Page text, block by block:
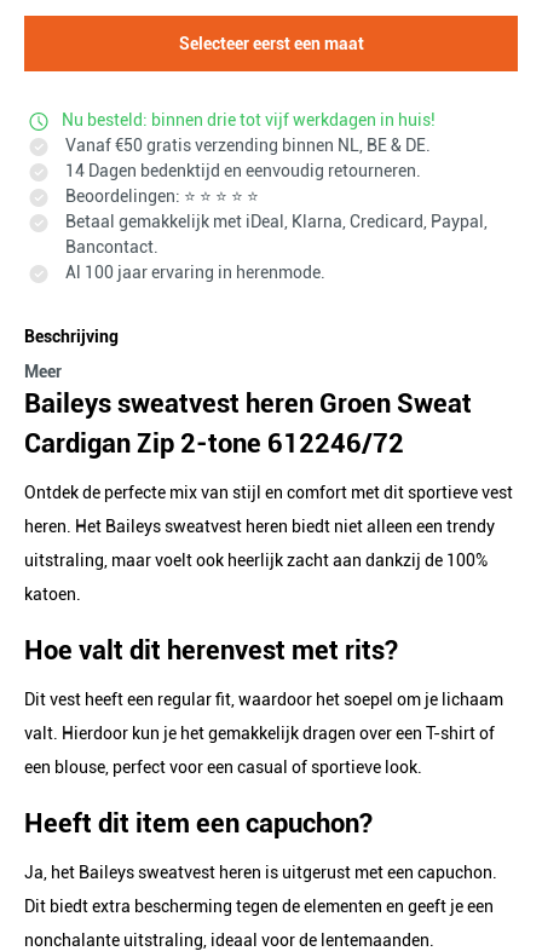
Selecteer eerst een maat
Nu besteld: binnen drie tot vijf werkdagen in huis!
Vanaf €50 gratis verzending binnen NL, BE & DE.
14 Dagen bedenktijd en eenvoudig retourneren.
Beoordelingen: ⭐ ⭐ ⭐ ⭐ ⭐
Betaal gemakkelijk met iDeal, Klarna, Credicard, Paypal,
Bancontact.
Al 100 jaar ervaring in herenmode.
Beschrijving
Meer
Baileys sweatvest heren Groen Sweat
Cardigan Zip 2-tone 612246/72
Ontdek de perfecte mix van stijl en comfort met dit sportieve vest
heren. Het Baileys sweatvest heren biedt niet alleen een trendy
uitstraling, maar voelt ook heerlijk zacht aan dankzij de 100%
katoen.
Hoe valt dit herenvest met rits?
Dit vest heeft een regular fit, waardoor het soepel om je lichaam
valt. Hierdoor kun je het gemakkelijk dragen over een T-shirt of
een blouse, perfect voor een casual of sportieve look.
Heeft dit item een capuchon?
Ja, het Baileys sweatvest heren is uitgerust met een capuchon.
Dit biedt extra bescherming tegen de elementen en geeft je een
nonchalante uitstraling, ideaal voor de lentemaanden.